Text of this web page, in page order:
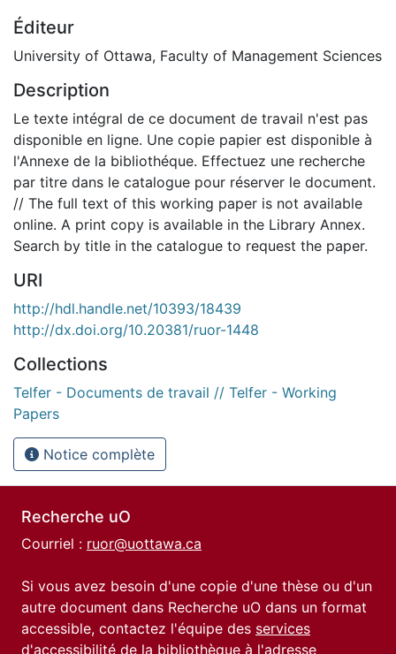
Éditeur
University of Ottawa, Faculty of Management Sciences
Description
Le texte intégral de ce document de travail n'est pas
disponible en ligne. Une copie papier est disponible à
l'Annexe de la bibliothéque. Effectuez une recherche
par titre dans le catalogue pour réserver le document.
// The full text of this working paper is not available
online. A print copy is available in the Library Annex.
Search by title in the catalogue to request the paper.
URI
http://hdl.handle.net/10393/18439
http://dx.doi.org/10.20381/ruor-1448
Collections
Telfer - Documents de travail // Telfer - Working
Papers
Notice complète
Recherche uO
Courriel : ruor@uottawa.ca
Si vous avez besoin d'une copie d'une thèse ou d'un
autre document dans Recherche uO dans un format
accessible, contactez l'équipe des services
d'accessibilité de la bibliothèque à l'adresse